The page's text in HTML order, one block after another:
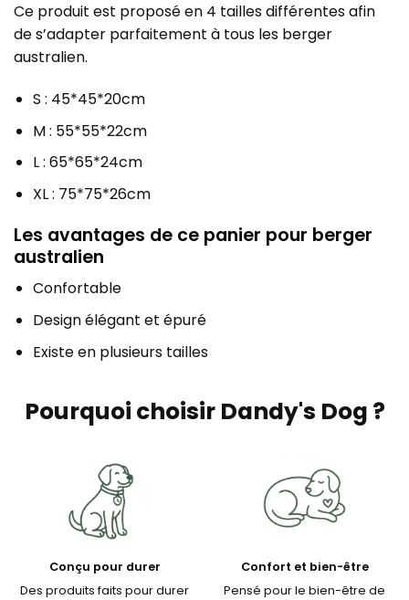
Ce produit est proposé en 4 tailles différentes afin
de s’adapter parfaitement à tous les berger
australien.
S : 45*45*20cm
M : 55*55*22cm
L : 65*65*24cm
XL : 75*75*26cm
Les avantages de ce panier pour berger
australien
Confortable
Design élégant et épuré
Existe en plusieurs tailles
Pourquoi choisir Dandy's Dog ?
Conçu pour durer
Des produits faits pour durer
Confort et bien-être
Pensé pour le bien-être de